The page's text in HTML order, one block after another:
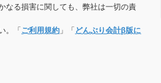
なる損害に関しても、弊社は一切の責
。「ご利用規約 」「 どんぶり会計β版に